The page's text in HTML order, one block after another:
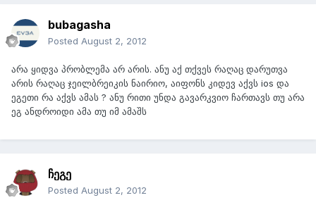
bubagasha
Posted August 2, 2012
არა ყიდვა პრობლემა არ არის. ანუ აქ თქვეს რაღაც დარუთვა
არის რაღაც ჯეილბრეიკის ნაირიო, აიფონს კიდევ აქვს ios და
ეგეთი რა აქვს ამას ? ანუ რითი უნდა გავარკვიო ჩართავს თუ არა
ეგ ანდროიდი ამა თუ იმ ამაშს
ჩეგე
Posted August 2, 2012